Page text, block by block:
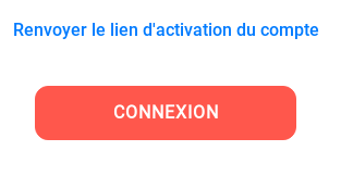
Renvoyer le lien d'activation du compte